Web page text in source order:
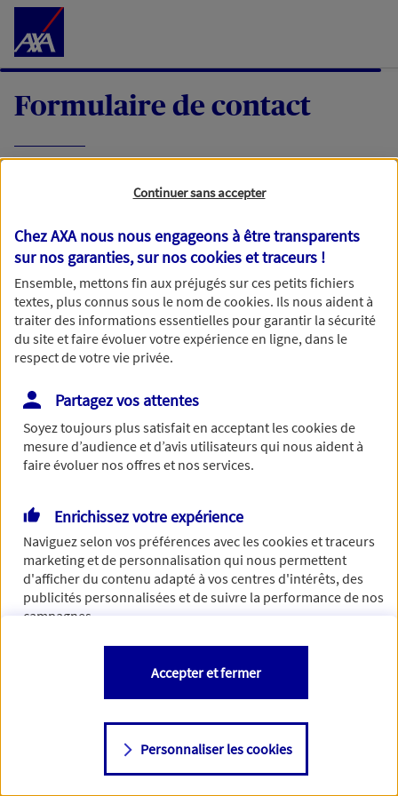
Accéder au Contenu
Formulaire de contact
demande, nous vous répondrons dans les
meilleurs délais par mail ou par téléphone.
Votre message :
Vous disposez de droits sur les informations vous concernant. Pour
plus d’informations,cliquez ici.
Continuer sans accepter
Chez AXA nous nous engageons à être transparents
sur nos garanties, sur noscookies et traceurs !
Ensemble, mettons fin aux préjugés sur ces petits fichiers
textes, plus connus sous le nom decookies. Ils nous aident à
traiter des informations essentielles pour garantir la sécurité
du site et faire évoluer votre expérience en ligne, dans le
respect de votre vie privée.
Partagez vos attentes
Soyez toujours plus satisfait en acceptant lescookiesde
mesure d’audience et d’avis utilisateurs qui nous aident à
faire évoluer nos offres et nos services.
Enrichissez votre expérience
Naviguez selon vos préférences avec lescookies et traceurs
marketing et de personnalisation qui nous permettent
d'afficher du contenu adapté à vos centres d'intérêts, des
publicités personnalisées et de suivre la performance de nos
campagnes.
Vous êtes libre de les accepter, de les refuser comme de
changer d'avis à tout moment en allant sur
Consulter notre politique decookies
Personnaliser les cookies
Accepter et fermer